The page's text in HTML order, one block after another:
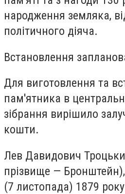
народження земляка,
політичного діяча.
Встановлення
Для виготовлення та
пам'ятника в
зібрання вирішило
кошти.
Лев Давидович
прізвище —
(7 листопада) 1879